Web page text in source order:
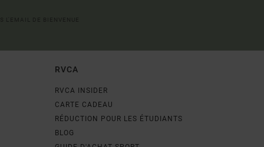
RVCA
RVCA INSIDER
CARTE CADEAU
RÉDUCTION POUR LES ÉTUDIANTS
BLOG